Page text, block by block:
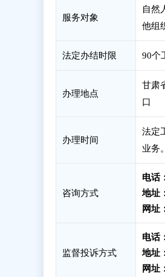
服务对象
自然
他组
法定办结时限 90个
办理地点
甘肃
口
办理时间
法定
业务。
咨询方式
电话：
地址：
网址：
监督投诉方式
电话：
地址：
网址：